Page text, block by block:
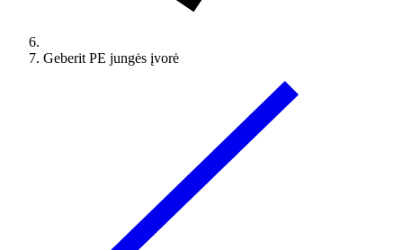
Geberit PE jungės įvorė